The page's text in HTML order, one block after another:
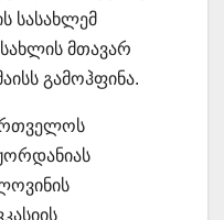
სასახლემ
მთავარ
გამოჰფინა.